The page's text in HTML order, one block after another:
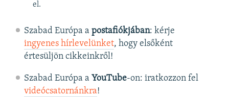
el.
Szabad Európa a postafiókjában: kérje
ingyenes hírlevelünket, hogy elsőként
értesüljön cikkeinkről!
Szabad Európa a YouTube-on: iratkozzon fel
videócsatornánkra!